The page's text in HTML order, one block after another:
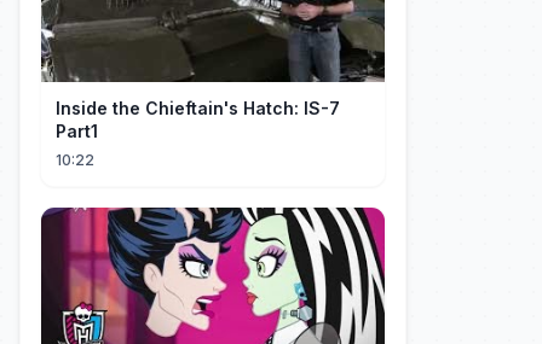
Inside the Chieftain's Hatch: IS-7
Part1
10:22